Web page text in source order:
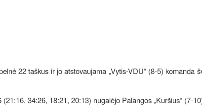
22 taškus ir jo atstovaujama „Vytis-VDU“ (8-5) komanda
34:26, 18:21, 20:13) nugalėjo Palangos „Kuršius“ (7-